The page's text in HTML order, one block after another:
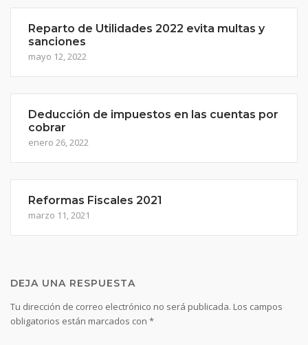
Reparto de Utilidades 2022 evita multas y
sanciones
mayo 12, 2022
Deducción de impuestos en las cuentas por
cobrar
enero 26, 2022
Reformas Fiscales 2021
marzo 11, 2021
DEJA UNA RESPUESTA
Tu dirección de correo electrónico no será publicada. Los campos
obligatorios están marcados con *